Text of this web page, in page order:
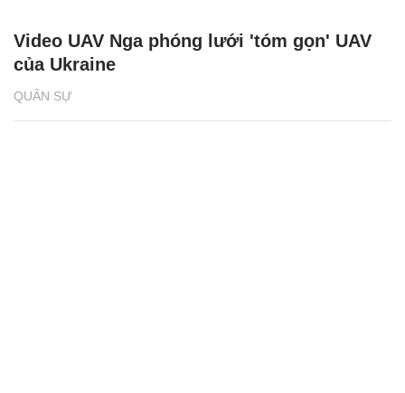
QUÂN SỰ
Video UAV Nga phóng lưới 'tóm gọn' UAV
của Ukraine